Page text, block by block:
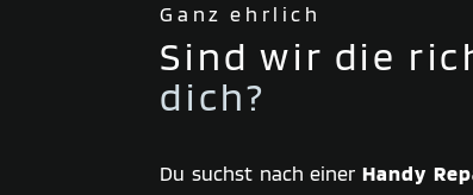
Ganz ehrlich
Sind wir die
dich?
Du suchst nach einerHandy